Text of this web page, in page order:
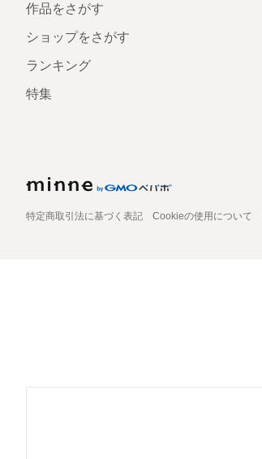
作品をさがす
ショップをさがす
ランキング
特集
特定商取引法に基づく表記 Cookieの使用について